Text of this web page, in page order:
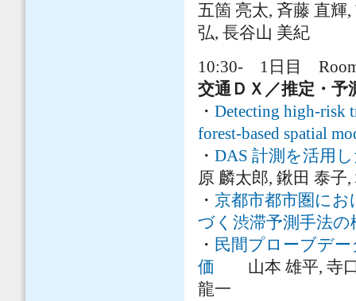
五箇 亮太, 斉藤 直輝
弘, 長谷山 美紀
10:30- 1日目
交通ＤＸ／推定・
・ Detecting high-risk
forest-based spatial
・ DAS 計測を活用
原 麟太郎, 鍬田 泰子
・ 京都市都市圏に
づく渋滞予測手法の
・ 民間プローブデ
価 山本 雄平, 寺口
龍一